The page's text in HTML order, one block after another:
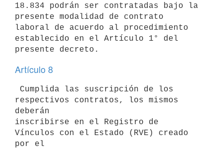
18.834 podrán ser contratadas bajo la
presente modalidad de contrato
laboral de acuerdo al procedimiento
establecido en el Artículo 1° del
Artículo 8
respectivos contratos, los mismos
deberán
inscribirse en el Registro de
Vínculos con el Estado (RVE) creado
por el